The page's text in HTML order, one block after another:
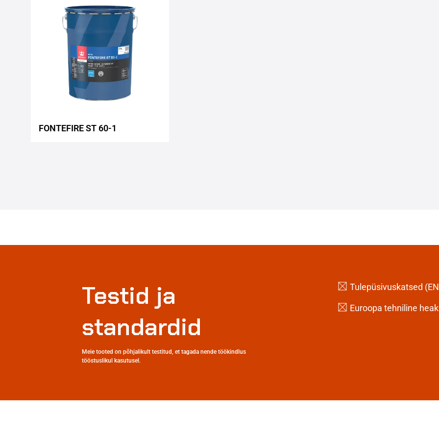
FONTEFIRE ST 60-1
Testid ja
standardid
Meie tooted on põhjalikult testitud, et tagada nende töökindlus
tööstuslikul kasutusel.
Tulepüsivuskatsed
Euroopa tehniline